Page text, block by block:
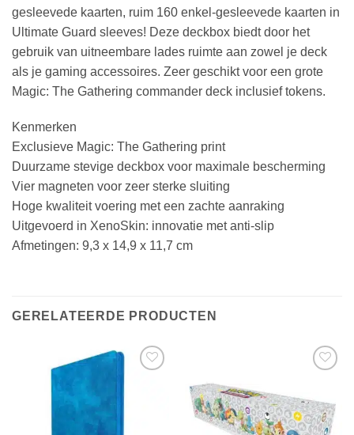
gesleevede kaarten, ruim 160 enkel-gesleevede kaarten in
Ultimate Guard sleeves! Deze deckbox biedt door het
gebruik van uitneembare lades ruimte aan zowel je deck
als je gaming accessoires. Zeer geschikt voor een grote
Magic: The Gathering commander deck inclusief tokens.
Kenmerken
Exclusieve Magic: The Gathering print
Duurzame stevige deckbox voor maximale bescherming
Vier magneten voor zeer sterke sluiting
Hoge kwaliteit voering met een zachte aanraking
Uitgevoerd in XenoSkin: innovatie met anti-slip
Afmetingen: 9,3 x 14,9 x 11,7 cm
GERELATEERDE PRODUCTEN